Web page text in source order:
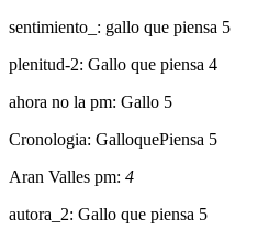
sentimiento_: gallo que piensa 5
plenitud-2: Gallo que piensa 4
ahora no la pm: Gallo 5
Cronologia: GalloquePiensa 5
Aran Valles pm: 4
autora_2: Gallo que piensa 5